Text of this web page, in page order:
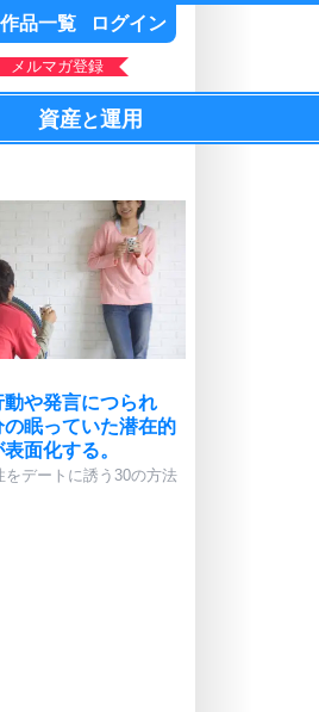
作品一覧 ログイン
メルマガ登録
資産と運用
動や発言につられ
の眠っていた潜在的
面化する。
をデートに誘う30の方法